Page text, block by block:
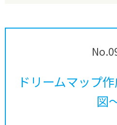
ドリームマップ
図